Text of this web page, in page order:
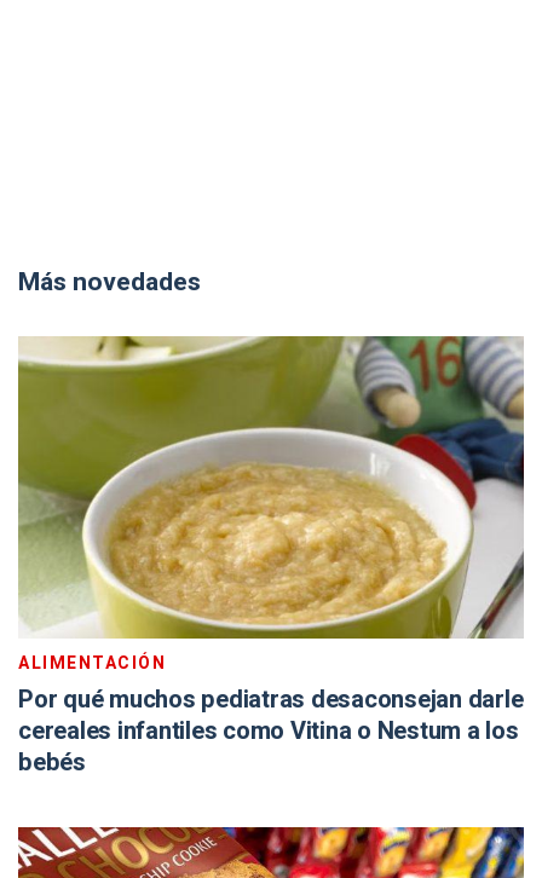
Más novedades
ALIMENTACIÓN
Por qué muchos pediatras desaconsejan darle
cereales infantiles como Vitina o Nestum a los
bebés